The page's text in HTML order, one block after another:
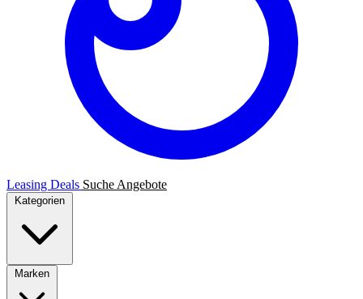
Leasing Deals Suche Angebote
Kategorien
Marken